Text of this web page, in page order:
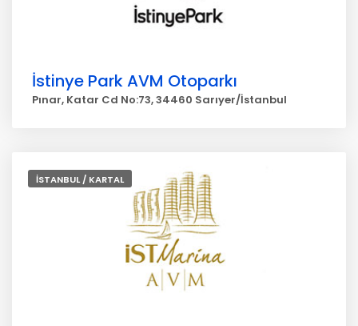
İstinye Park AVM Otoparkı
Pınar, Katar Cd No:73, 34460 Sarıyer/İstanbul
İSTANBUL / KARTAL